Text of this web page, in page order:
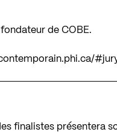
de COBE.
finalistes présentera